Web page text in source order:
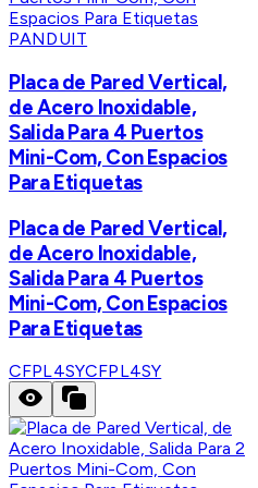
PANDUIT
Placa de Pared Vertical,
de Acero Inoxidable,
Salida Para 4 Puertos
Mini-Com, Con Espacios
Para Etiquetas
Placa de Pared Vertical,
de Acero Inoxidable,
Salida Para 4 Puertos
Mini-Com, Con Espacios
Para Etiquetas
CFPL4SYCFPL4SY